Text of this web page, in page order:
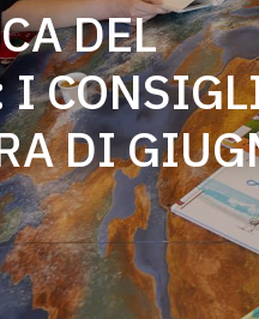
DEL
I
DI